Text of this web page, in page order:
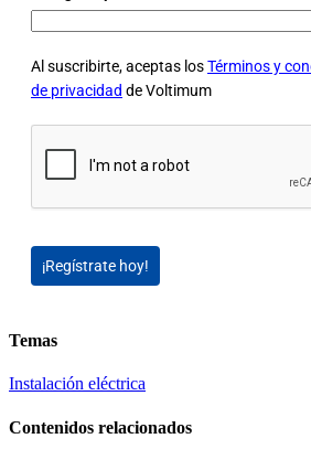
Al suscribirte, aceptas losTérminos y
de privacidad de Voltimum
¡Regístrate hoy!
Temas
Instalación eléctrica
Contenidos relacionados